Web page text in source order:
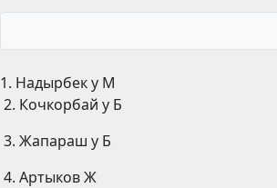
1. Надырбек у М
2. Кочкорбай у Б
3. Жапараш у Б
4. Артыков Ж